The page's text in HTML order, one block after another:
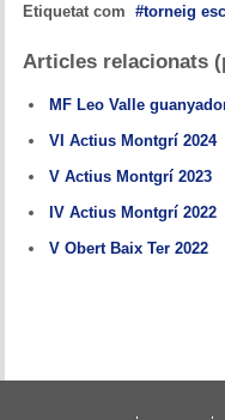
Etiquetat com
torneig
Articles relacionats
MF Leo Valle
VI Actius Montgrí 2024
V Actius Montgrí 2023
IV Actius Montgrí 2022
V Obert Baix Ter 2022